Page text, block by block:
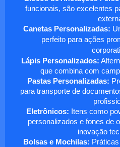
funcionais, são excelentes
Canetas Personalizadas:
perfeito para ações
Lápis Personalizados:
que combina com
Pastas Personalizadas:
para transporte de
Eletrônicos: Itens como
personalizados e fones de
inovação
Bolsas e Mochilas: